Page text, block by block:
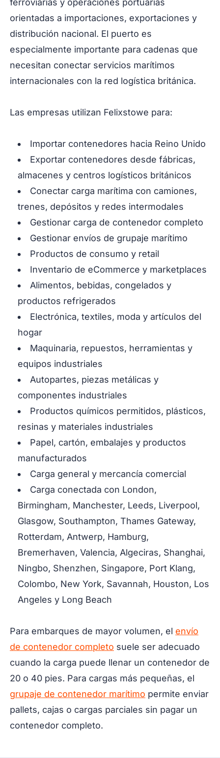
ferroviarias y operaciones portuarias
orientadas a importaciones, exportaciones y
distribución nacional. El puerto es
especialmente importante para cadenas que
necesitan conectar servicios marítimos
internacionales con la red logística británica.
Las empresas utilizan Felixstowe para:
Importar contenedores hacia Reino Unido
Exportar contenedores desde fábricas,
almacenes y centros logísticos británicos
Conectar carga marítima con camiones,
trenes, depósitos y redes intermodales
Gestionar carga de contenedor completo
Gestionar envíos de grupaje marítimo
Productos de consumo y retail
Inventario de eCommerce y marketplaces
Alimentos, bebidas, congelados y
productos refrigerados
Electrónica, textiles, moda y artículos del
hogar
Maquinaria, repuestos, herramientas y
equipos industriales
Autopartes, piezas metálicas y
componentes industriales
Productos químicos permitidos, plásticos,
resinas y materiales industriales
Papel, cartón, embalajes y productos
manufacturados
Carga general y mercancía comercial
Carga conectada con London,
Birmingham, Manchester, Leeds, Liverpool,
Glasgow, Southampton, Thames Gateway,
Rotterdam, Antwerp, Hamburg,
Bremerhaven, Valencia, Algeciras, Shanghai,
Ningbo, Shenzhen, Singapore, Port Klang,
Colombo, New York, Savannah, Houston, Los
Angeles y Long Beach
Para embarques de mayor volumen, el envío
de contenedor completo suele ser adecuado
cuando la carga puede llenar un contenedor de
20 o 40 pies. Para cargas más pequeñas, el
grupaje de contenedor marítimo permite enviar
pallets, cajas o cargas parciales sin pagar un
contenedor completo.